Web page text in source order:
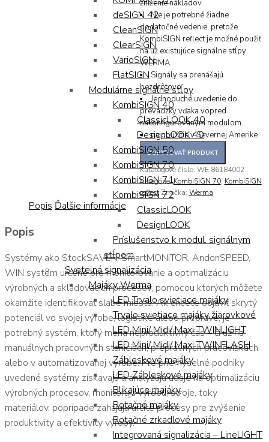
deSIGN 42
CleanSIGN
ClearSIGN
VarioSIGN
FlatSIGN
Modulárne signálne stĺpy
KombiSIGN 40
ClassicLOOK 40
DesignLOOK 40
KombiSIGN 50
KombiSIGN 70
KombiSIGN 71
KombiSIGN 72
ClassicLOOK
DesignLOOK
Príslušenstvo k modul. signálnym
stĺpom
Svetelná signalizácia
Majáky Werma
LED Trvalo svietiace majáky
Trvalo svietiace majáky žiarovkové
LED Mini/ Midi/ Maxi TWINLIGHT
LED Mini/ Midi/ Maxi TWINFLASH
Zábleskové majáky
LED Zábleskové majáky
Blikajúce majáky
Rotačné majáky
Rotačné zrkadlové majáky
Integrovaná signalizácia – LineLIGHT
zníženie nákladov
Nie je potrebné žiadne
dodatočné vedenie, pretože
KombiSIGN reflect je možné použiť
na už existujúce signálne stĺpy
WERMA
Signály sa prenášajú
bezdrôtovo
Jednoduché uvedenie do
prevádzky vďaka vopred
nakonfigurovaným modulom
na použitie v Severnej Amerike
Katalógové číslo: WE 86184002
Kategórie:KombiSIGN 70, KombiSIGN
reflect Značka: Werma
PopisĎalšie informácie
Popis
Systémy ako StockSAVER, SmartMONITOR, AndonSPEED,
WIN system určené pre monitorovanie a optimalizáciu
výrobných a skladovacích procesov, pomocou ktorých môžete
okamžite identifikovať slabé miesta. Ak chcete objaviť skrytý
potenciál vo svojej výrobe, logistike alebo preprave, je
potrebný systém, ktorý meria neproduktívny čas – či už na
manuálnych pracovných staniciach, prepravných pracoviskách
alebo v automatizovanej výrobe. Pre priemyselné podniky
uvedené systémy získavajú a analyzujú údaje na optimalizáciu
výrobných procesov, monitorujú výrobu, stroje, toky
materiálov, poprípade zahajujú určité procesy pre zvýšenie
produktivity a efektivity výroby.